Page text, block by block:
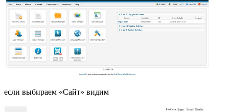
Имя пользователя и пароль для MySQL те, которые
используются в phpMyAdmin. По умолчанию это admin/admin.
Продолжите установку.
В данном случае в «Панели управления» Joomla! мы получаем